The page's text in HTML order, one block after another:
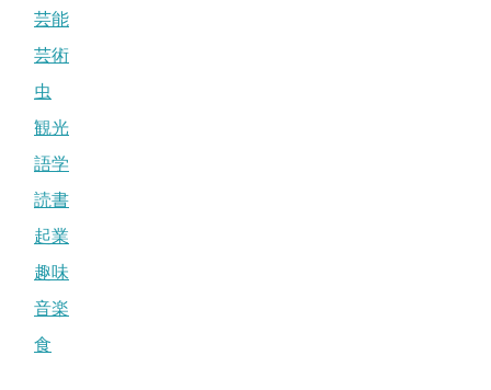
芸能
芸術
虫
観光
語学
読書
起業
趣味
音楽
食